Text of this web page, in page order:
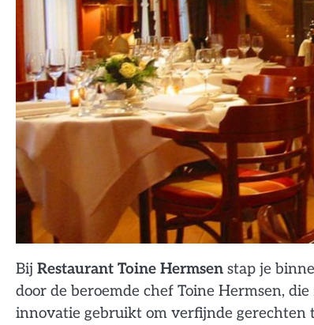
Bij Restaurant Toine Hermsen stap je
door de beroemde chef Toine Hermsen,
innovatie gebruikt om verfijnde gerechten